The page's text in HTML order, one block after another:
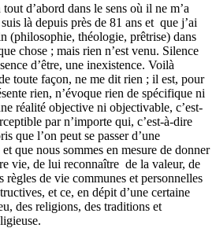
d’abord dans le sens où il ne m’a
là depuis près de 81 ans et que j’ai
(philosophie, théologie, prêtrise) dans
chose ; mais rien n’est venu. Silence
d’être, une inexistence. Voilà
toute façon, ne me dit rien ; il est, pour
rien, n’évoque rien de spécifique ni
réalité objective ni objectivable, c’est-
par n’importe qui, c’est-à-dire
que l’on peut se passer d’une
que nous sommes en mesure de donner
vie, de lui reconnaître de la valeur, de
règles de vie communes et personnelles
et ce, en dépit d’une certaine
des religions, des traditions et